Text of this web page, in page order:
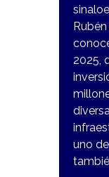
2025,
uno